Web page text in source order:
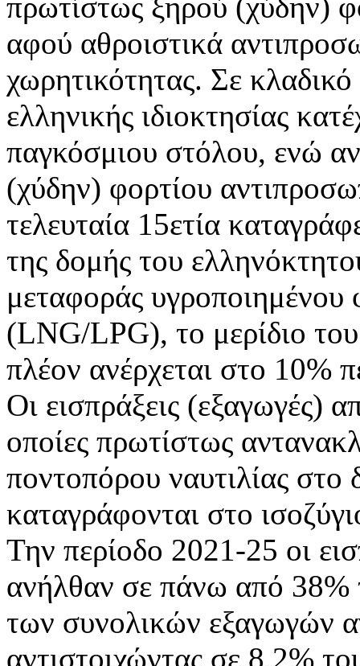
αφού αθροιστικά
χωρητικότητας. Σε
ελληνικής ιδιοκτησίας
παγκόσμιου στόλου, ενώ
(χύδην) φορτίου
τελευταία 15ετία
της δομής του
μεταφοράς υγροποιημένου
(LNG/LPG), το μερίδιο του
πλέον ανέρχεται στο 10%
Οι εισπράξεις (εξαγωγές)
οποίες πρωτίστως
ποντοπόρου ναυτιλίας στο
καταγράφονται στο
Την περίοδο 2021-25 οι
ανήλθαν σε πάνω από 38%
των συνολικών εξαγωγών
αντιστοιχώντας σε 8,2%